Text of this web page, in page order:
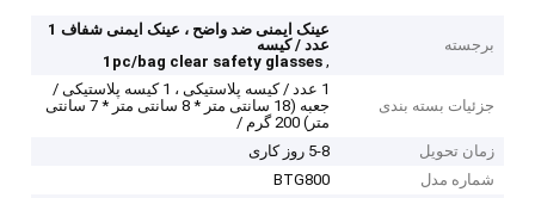
برجسته
عینک ایمنی ضد واضح ، عینک ایمنی شفاف 1
عدد / کیسه
,
1pc/bag clear safety glasses
جزئیات بسته بندی
1 عدد / کیسه پلاستیکی ، 1 کیسه پلاستیکی /
جعبه (18 سانتی متر * 8 سانتی متر * 7 سانتی
متر) 200 گرم /
زمان تحویل
5-8 روز کاری
شماره مدل
BTG800